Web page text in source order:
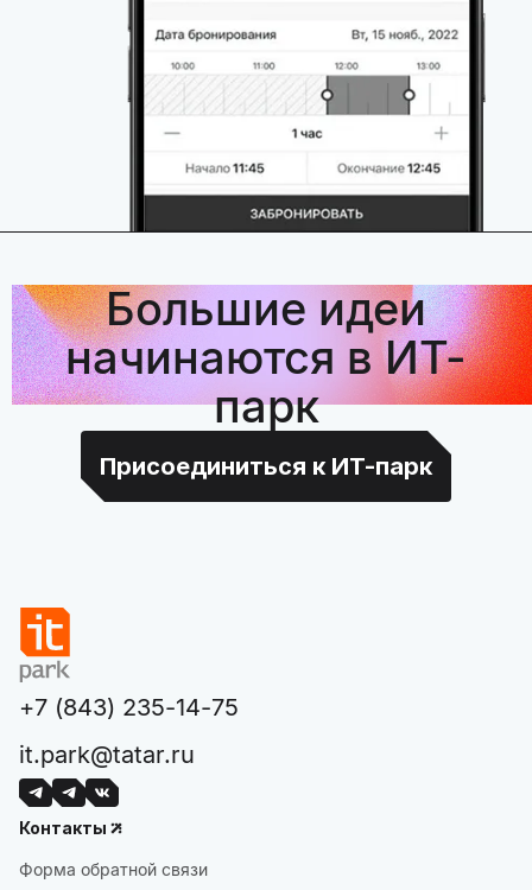
Большие идеи
начинаются в ИТ-
парк
Присоединиться к ИТ-парк
+7 (843) 235-14-75
it.park@tatar.ru
Контакты
Форма обратной связи